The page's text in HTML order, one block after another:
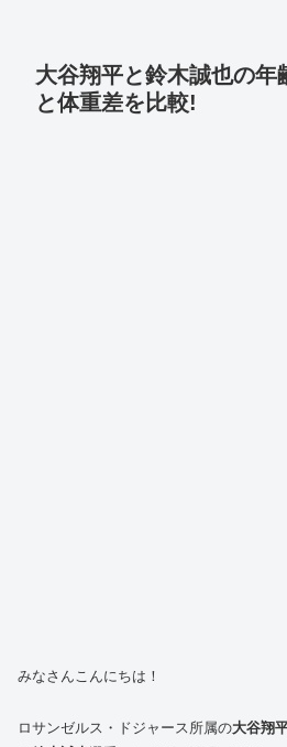
大谷翔平と鈴木誠也の年
と体重差を比較!
みなさんこんにちは！
ロサンゼルス・ドジャース所属の大谷翔